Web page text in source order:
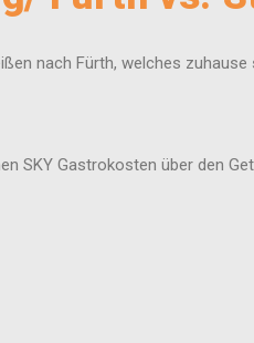
nach Fürth, welches
SKY Gastrokosten über den